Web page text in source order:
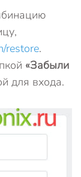
restore.
«Забыли
для входа.